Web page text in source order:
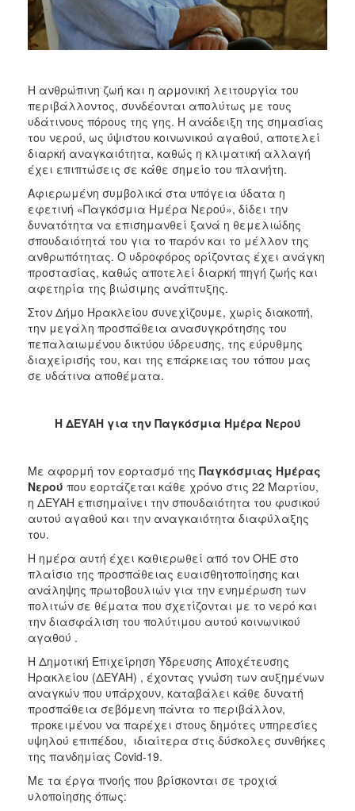
ΑΝΘΕΚΤΙΚΗ
ΠΟΛΗ
Η ανθρώπινη ζωή και η αρμονική λειτουργία του
περιβάλλοντος, συνδέονται απολύτως με τους
υδάτινους πόρους της γης. Η ανάδειξη της σημασίας
του νερού, ως ύψιστου κοινωνικού αγαθού, αποτελεί
διαρκή αναγκαιότητα, καθώς η κλιματική αλλαγή
έχει επιπτώσεις σε κάθε σημείο του πλανήτη.
Αφιερωμένη συμβολικά στα υπόγεια ύδατα η
εφετινή «Παγκόσμια Ημέρα Νερού», δίδει την
δυνατότητα να επισημανθεί ξανά η θεμελιώδης
σπουδαιότητά του για το παρόν και το μέλλον της
ανθρωπότητας. Ο υδροφόρος ορίζοντας έχει ανάγκη
προστασίας, καθώς αποτελεί διαρκή πηγή ζωής και
αφετηρία της βιώσιμης ανάπτυξης.
Στον Δήμο Ηρακλείου συνεχίζουμε, χωρίς διακοπή,
την μεγάλη προσπάθεια ανασυγκρότησης του
πεπαλαιωμένου δικτύου ύδρευσης, της εύρυθμης
διαχείρισής του, και της επάρκειας του τόπου μας
σε υδάτινα αποθέματα.
HΔΕΥΑΗ για την Παγκόσμια Ημέρα Νερού
Mε αφορμή τον εορτασμό της Παγκόσμιας Ημέρας
Νερού που εορτάζεται κάθε χρόνο στις 22 Μαρτίου,
η ΔΕΥΑΗ επισημαίνει την σπουδαιότητα του φυσικού
αυτού αγαθού και την αναγκαιότητα διαφύλαξης
του.
Η ημέρα αυτή έχει καθιερωθεί από τον ΟΗΕ στο
πλαίσιο της προσπάθειας ευαισθητοποίησης και
ανάληψης πρωτοβουλιών για την ενημέρωση των
πολιτών σε θέματα που σχετίζονται με το νερό και
την διασφάλιση του πολύτιμου αυτού κοινωνικού
αγαθού .
Η Δημοτική Επιχείρηση Ύδρευσης Αποχέτευσης
Ηρακλείου (ΔΕΥΑΗ) , έχοντας γνώση των αυξημένων
αναγκών που υπάρχουν, καταβάλει κάθε δυνατή
προσπάθεια σεβόμενη πάντα το περιβάλλον,
προκειμένου να παρέχει στους δημότες υπηρεσίες
υψηλού επιπέδου, ιδιαίτερα στις δύσκολες συνθήκες
της πανδημίας Covid-19.
Mε τα έργα πνοής που βρίσκονται σε τροχιά
υλοποίησης όπως: